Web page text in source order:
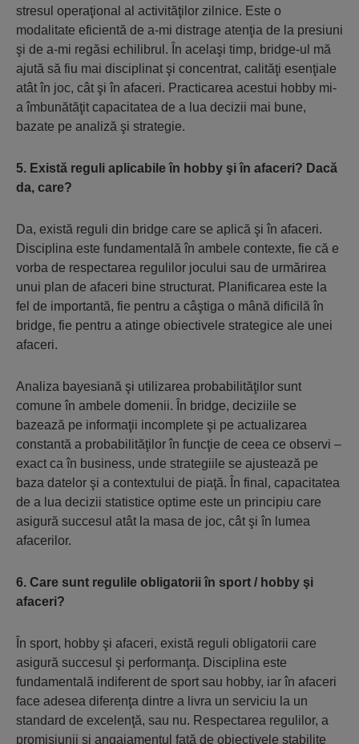
stresul operaţional al activităţilor zilnice. Este o
modalitate eficientă de a-mi distrage atenţia de la presiuni
şi de a-mi regăsi echilibrul. În acelaşi timp, bridge-ul mă
ajută să fiu mai disciplinat şi concentrat, calităţi esenţiale
atât în joc, cât şi în afaceri. Practicarea acestui hobby mi-
a îmbunătăţit capacitatea de a lua decizii mai bune,
bazate pe analiză şi strategie.
5. Există reguli aplicabile în hobby şi în afaceri? Dacă
da, care?
Da, există reguli din bridge care se aplică şi în afaceri.
Disciplina este fundamentală în ambele contexte, fie că e
vorba de respectarea regulilor jocului sau de urmărirea
unui plan de afaceri bine structurat. Planificarea este la
fel de importantă, fie pentru a câştiga o mână dificilă în
bridge, fie pentru a atinge obiectivele strategice ale unei
afaceri.
Analiza bayesiană şi utilizarea probabilităţilor sunt
comune în ambele domenii. În bridge, deciziile se
bazează pe informaţii incomplete şi pe actualizarea
constantă a probabilităţilor în funcţie de ceea ce observi –
exact ca în business, unde strategiile se ajustează pe
baza datelor şi a contextului de piaţă. În final, capacitatea
de a lua decizii statistice optime este un principiu care
asigură succesul atât la masa de joc, cât şi în lumea
afacerilor.
6. Care sunt regulile obligatorii în sport / hobby şi
afaceri?
În sport, hobby şi afaceri, există reguli obligatorii care
asigură succesul şi performanţa. Disciplina este
fundamentală indiferent de sport sau hobby, iar în afaceri
face adesea diferenţa dintre a livra un serviciu la un
standard de excelenţă, sau nu. Respectarea regulilor, a
promisiunii şi angajamentul faţă de obiectivele stabilite